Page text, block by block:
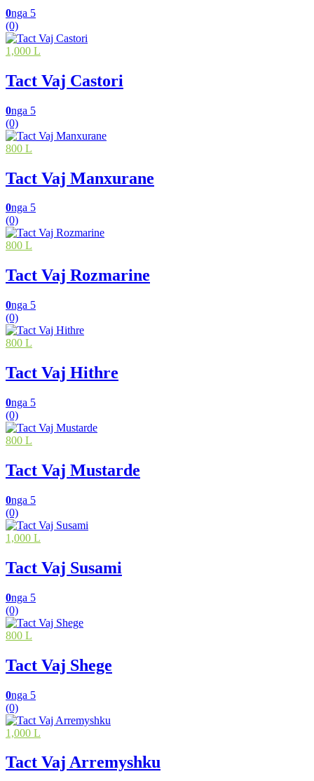
0nga 5
(0)
1,000 L
Tact Vaj Castori
0nga 5
(0)
800 L
Tact Vaj Manxurane
0nga 5
(0)
800 L
Tact Vaj Rozmarine
0nga 5
(0)
800 L
Tact Vaj Hithre
0nga 5
(0)
800 L
Tact Vaj Mustarde
0nga 5
(0)
1,000 L
Tact Vaj Susami
0nga 5
(0)
800 L
Tact Vaj Shege
0nga 5
(0)
1,000 L
Tact Vaj Arremyshku